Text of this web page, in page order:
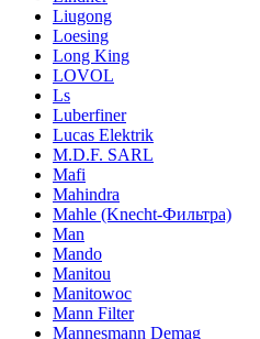
Liugong
Loesing
Long King
LOVOL
Ls
Luberfiner
Lucas Elektrik
M.D.F. SARL
Mafi
Mahindra
Mahle (Knecht-Фильтра)
Man
Mando
Manitou
Manitowoc
Mann Filter
Mannesmann Demag